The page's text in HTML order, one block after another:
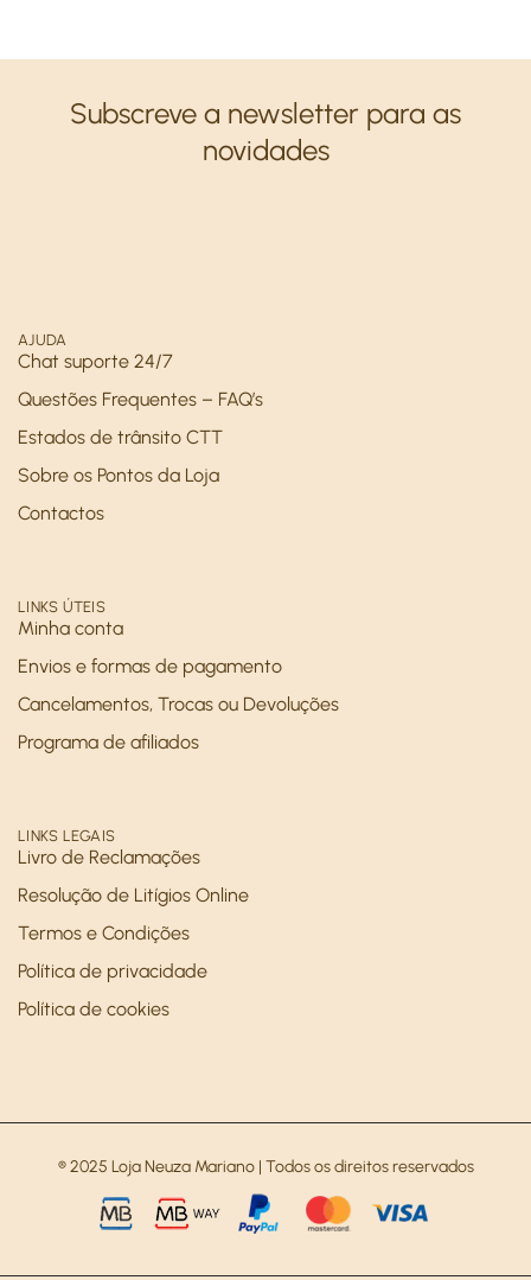
Subscreve a newsletter para as
novidades
AJUDA
Chat suporte 24/7
Questões Frequentes – FAQ’s
Estados de trânsito CTT
Sobre os Pontos da Loja
Contactos
LINKS ÚTEIS
Minha conta
Envios e formas de pagamento
Cancelamentos, Trocas ou Devoluções
Programa de afiliados
LINKS LEGAIS
Livro de Reclamações
Resolução de Litígios Online
Termos e Condições
Política de privacidade
Política de cookies
® 2025 Loja Neuza Mariano | Todos os direitos reservados